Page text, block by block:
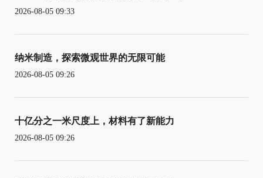
2026-08-05 09:33
纳米制造，探索微观世界的无限可能
2026-08-05 09:26
十亿分之一米尺度上，材料有了新能力
2026-08-05 09:26